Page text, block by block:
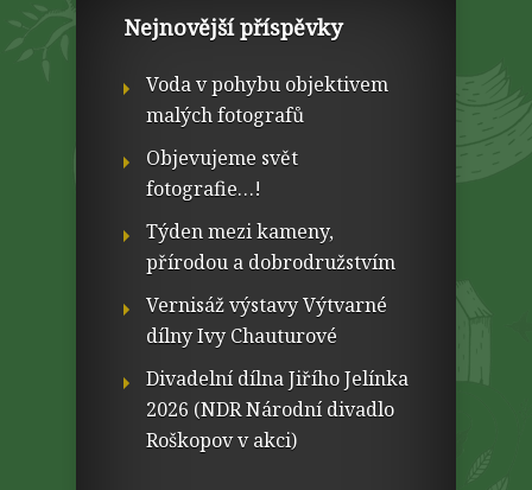
Nejnovější příspěvky
Voda v pohybu objektivem
malých fotografů
Objevujeme svět
fotografie…!
Týden mezi kameny,
přírodou a dobrodružstvím
Vernisáž výstavy Výtvarné
dílny Ivy Chauturové
Divadelní dílna Jiřího Jelínka
2026 (NDR Národní divadlo
Roškopov v akci)